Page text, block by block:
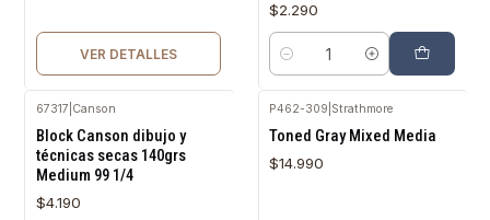
VER DETALLES
$2.290
Cantidad
67317 Canson
Block Canson dibujo y
técnicas secas 140grs
Medium 99 1/4
$4.190
P462-309 Strathmore
Toned Gray Mixed Media
$14.990